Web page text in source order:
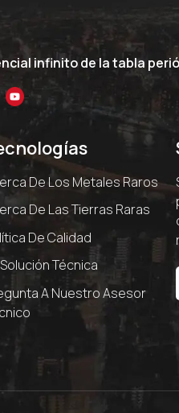
infinito de la tabla
De Los Metales Raros
De Las Tierras Raras
De Calidad
Técnica
A Nuestro Asesor